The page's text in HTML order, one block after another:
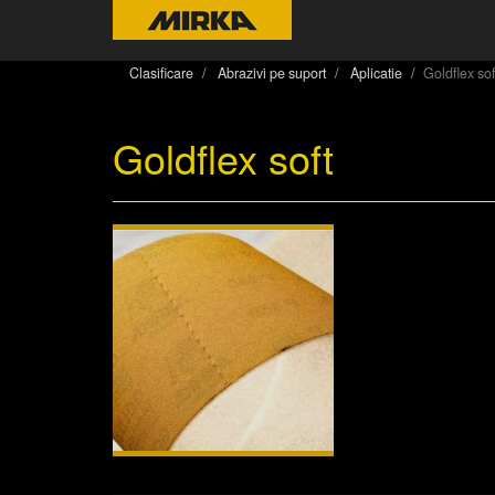
Clasificare Abrazivi pe suport Aplicatie Goldflex
Goldflex soft